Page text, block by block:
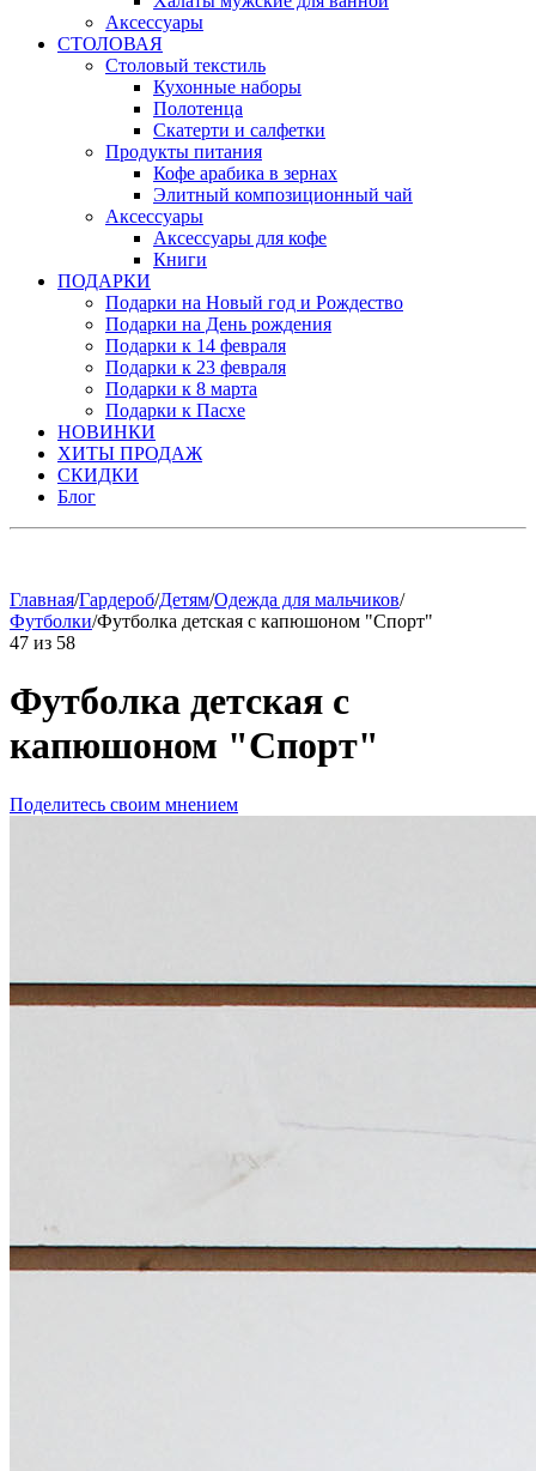
Аксессуары
СТОЛОВАЯ
Столовый текстиль
Кухонные наборы
Полотенца
Скатерти и салфетки
Продукты питания
Кофе арабика в зернах
Элитный композиционный чай
Аксессуары
Аксессуары для кофе
Книги
ПОДАРКИ
Подарки на Новый год и Рождество
Подарки на День рождения
Подарки к 14 февраля
Подарки к 23 февраля
Подарки к 8 марта
Подарки к Пасхе
НОВИНКИ
ХИТЫ ПРОДАЖ
СКИДКИ
Блог
Главная/Гардероб/Детям/Одежда для мальчиков/
Футболки/Футболка детская c капюшоном "Спорт"
47 из 58
Футболка детская c
капюшоном "Спорт"
Поделитесь своим мнением